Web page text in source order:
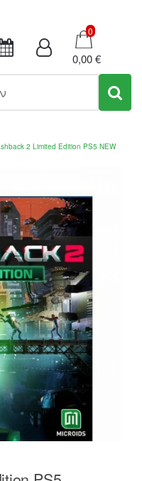
Καλάθι
0
0,00 €
2 Limited Edition PS5 NEW